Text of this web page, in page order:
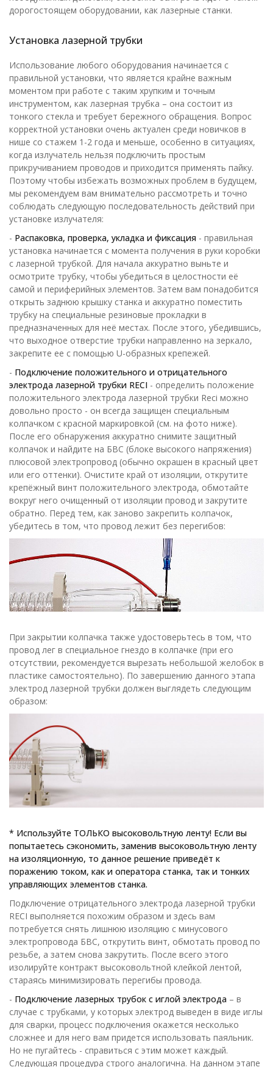
дорогостоящем оборудовании, как лазерные станки.
Установка лазерной трубки
Использование любого оборудования начинается с
правильной установки, что является крайне важным
моментом при работе с таким хрупким и точным
инструментом, как лазерная трубка – она состоит из
тонкого стекла и требует бережного обращения. Вопрос
корректной установки очень актуален среди новичков в
нише со стажем 1-2 года и меньше, особенно в ситуациях,
когда излучатель нельзя подключить простым
прикручиванием проводов и приходится применять пайку.
Поэтому чтобы избежать возможных проблем в будущем,
мы рекомендуем вам внимательно рассмотреть и точно
соблюдать следующую последовательность действий при
установке излучателя:
- Распаковка, проверка, укладка и фиксация - правильная
установка начинается с момента получения в руки коробки
с лазерной трубкой. Для начала аккуратно выньте и
осмотрите трубку, чтобы убедиться в целостности её
самой и периферийных элементов. Затем вам понадобится
открыть заднюю крышку станка и аккуратно поместить
трубку на специальные резиновые прокладки в
предназначенных для неё местах. После этого, убедившись,
что выходное отверстие трубки направленно на зеркало,
закрепите ее с помощью U-образных крепежей.
- Подключение положительного и отрицательного
электрода лазерной трубки RECI - определить положение
положительного электрода лазерной трубки Reci можно
довольно просто - он всегда защищен специальным
колпачком с красной маркировкой (см. на фото ниже).
После его обнаружения аккуратно снимите защитный
колпачок и найдите на БВС (блоке высокого напряжения)
плюсовой электропровод (обычно окрашен в красный цвет
или его оттенки). Очистите край от изоляции, открутите
крепёжный винт положительного электрода, обмотайте
вокруг него очищенный от изоляции провод и закрутите
обратно. Перед тем, как заново закрепить колпачок,
убедитесь в том, что провод лежит без перегибов:
При закрытии колпачка также удостоверьтесь в том, что
провод лег в специальное гнездо в колпачке (при его
отсутствии, рекомендуется вырезать небольшой желобок в
пластике самостоятельно). По завершению данного этапа
электрод лазерной трубки должен выглядеть следующим
образом:
* Используйте ТОЛЬКО высоковольтную ленту! Если вы
попытаетесь сэкономить, заменив высоковольтную ленту
на изоляционную, то данное решение приведёт к
поражению током, как и оператора станка, так и тонких
управляющих элементов станка.
Подключение отрицательного электрода лазерной трубки
RECI выполняется похожим образом и здесь вам
потребуется снять лишнюю изоляцию с минусового
электропровода БВС, открутить винт, обмотать провод по
резьбе, а затем снова закрутить. После всего этого
изолируйте контракт высоковольтной клейкой лентой,
стараясь минимизировать перегибы провода.
- Подключение лазерных трубок с иглой электрода – в
случае с трубками, у которых электрод выведен в виде иглы
для сварки, процесс подключения окажется несколько
сложнее и для него вам придется использовать паяльник.
Но не пугайтесь - справиться с этим может каждый.
Следующая процедура строго аналогична. На данном этапе